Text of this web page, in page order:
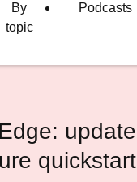
By
topic
Podcasts
update
quickstart